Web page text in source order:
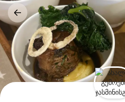
კონტენტზე
გადასვლა